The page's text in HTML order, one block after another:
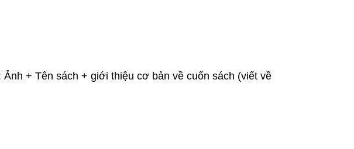
+ Tên sách + giới thiệu cơ bản về cuốn sách (viết về